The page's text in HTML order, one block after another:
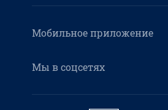
Мобильное приложение
Мы в соцсетях